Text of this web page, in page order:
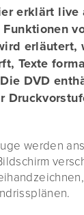
erklärt live
erläutert,
Texte
DVD
werden